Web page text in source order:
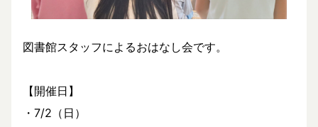
図書館スタッフによるおはなし会です。
【開催日】
・7/2（日）